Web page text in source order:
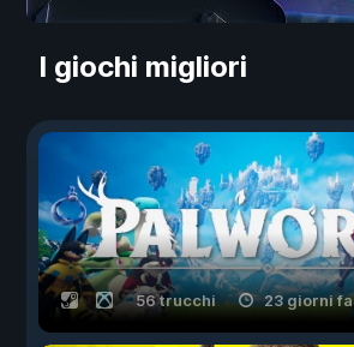
I giochi migliori
56 trucchi 23 giorni fa